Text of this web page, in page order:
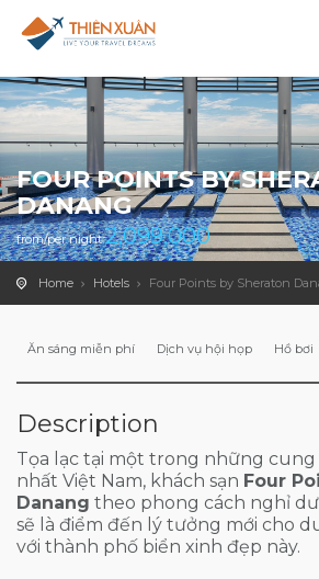
FOUR POINTS BY
DANANG
from/per night2,099,000
Home Hotels Four Points by Sheraton
Ăn sáng miễn phí Dịch vụ hội họp Hồ bơi
Description
Tọa lạc tại một trong những
nhất Việt Nam, khách sạn Four
Danang theo phong cách nghỉ
sẽ là điểm đến lý tưởng mới cho
với thành phố biển xinh đẹp này.